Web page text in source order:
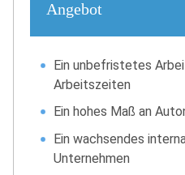
Angebot
Ein unbefristetes
Arbeitszeiten
Ein hohes Maß an
Ein wachsendes
Unternehmen